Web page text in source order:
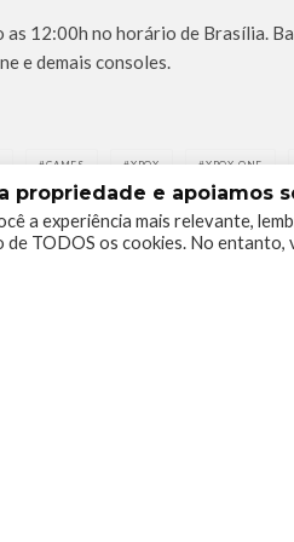
12:00h no horário de Brasília.
e demais consoles.
GAMES XBOX XBOX ONE
propriedade e apoiamos
a experiência mais relevante,
de TODOS os cookies. No